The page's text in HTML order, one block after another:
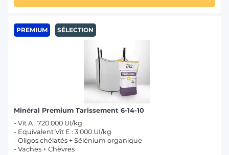
PREMIUM SÉLECTION
Minéral Premium Tarissement 6-14-10
- Vit A : 720 000 UI/kg
- Equivalent Vit E : 3 000 UI/kg
- Oligos chélatés + Sélénium organique
- Vaches + Chèvres